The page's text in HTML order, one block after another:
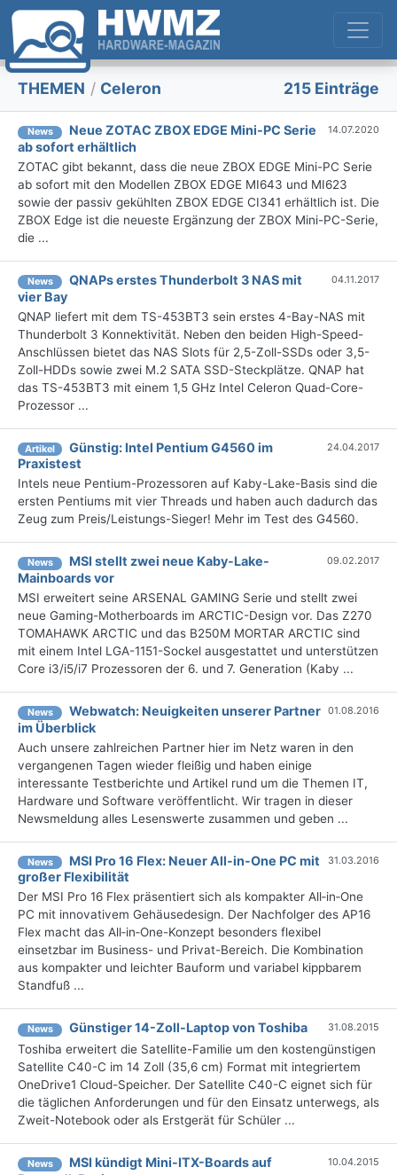
THEMEN / Celeron 215 Einträge
News
Neue ZOTAC ZBOX EDGE Mini-PC Serie
ab sofort erhältlich
14.07.2020
ZOTAC gibt bekannt, dass die neue ZBOX EDGE Mini-PC Serie
ab sofort mit den Modellen ZBOX EDGE MI643 und MI623
sowie der passiv gekühlten ZBOX EDGE CI341 erhältlich ist. Die
ZBOX Edge ist die neueste Ergänzung der ZBOX Mini-PC-Serie,
die ...
News
QNAPs erstes Thunderbolt 3 NAS mit
vier Bay
04.11.2017
QNAP liefert mit dem TS-453BT3 sein erstes 4-Bay-NAS mit
Thunderbolt 3 Konnektivität. Neben den beiden High-Speed-
Anschlüssen bietet das NAS Slots für 2,5-Zoll-SSDs oder 3,5-
Zoll-HDDs sowie zwei M.2 SATA SSD-Steckplätze. QNAP hat
das TS-453BT3 mit einem 1,5 GHz Intel Celeron Quad-Core-
Prozessor ...
Artikel
Günstig: Intel Pentium G4560 im
Praxistest
24.04.2017
Intels neue Pentium-Prozessoren auf Kaby-Lake-Basis sind die
ersten Pentiums mit vier Threads und haben auch dadurch das
Zeug zum Preis/Leistungs-Sieger! Mehr im Test des G4560.
News
MSI stellt zwei neue Kaby-Lake-
Mainboards vor
09.02.2017
MSI erweitert seine ARSENAL GAMING Serie und stellt zwei
neue Gaming-Motherboards im ARCTIC-Design vor. Das Z270
TOMAHAWK ARCTIC und das B250M MORTAR ARCTIC sind
mit einem Intel LGA-1151-Sockel ausgestattet und unterstützen
Core i3/i5/i7 Prozessoren der 6. und 7. Generation (Kaby ...
News
Webwatch: Neuigkeiten unserer Partner
im Überblick
01.08.2016
Auch unsere zahlreichen Partner hier im Netz waren in den
vergangenen Tagen wieder fleißig und haben einige
interessante Testberichte und Artikel rund um die Themen IT,
Hardware und Software veröffentlicht. Wir tragen in dieser
Newsmeldung alles Lesenswerte zusammen und geben ...
News
MSI Pro 16 Flex: Neuer All-in-One PC mit
großer Flexibilität
31.03.2016
Der MSI Pro 16 Flex präsentiert sich als kompakter All‑in‑One
PC mit innovativem Gehäusedesign. Der Nachfolger des AP16
Flex macht das All‑in‑One-Konzept besonders flexibel
einsetzbar im Business- und Privat-Bereich. Die Kombination
aus kompakter und leichter Bauform und variabel kippbarem
Standfuß ...
News Günstiger 14-Zoll-Laptop von Toshiba 31.08.2015
Toshiba erweitert die Satellite-Familie um den kostengünstigen
Satellite C40-C im 14 Zoll (35,6 cm) Format mit integriertem
OneDrive1 Cloud-Speicher. Der Satellite C40-C eignet sich für
die täglichen Anforderungen und für den Einsatz unterwegs, als
Zweit-Notebook oder als Erstgerät für Schüler ...
News
MSI kündigt Mini-ITX-Boards auf
10.04.2015